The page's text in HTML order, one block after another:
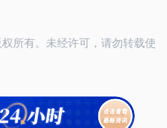
所有。未经许可，请勿转载使